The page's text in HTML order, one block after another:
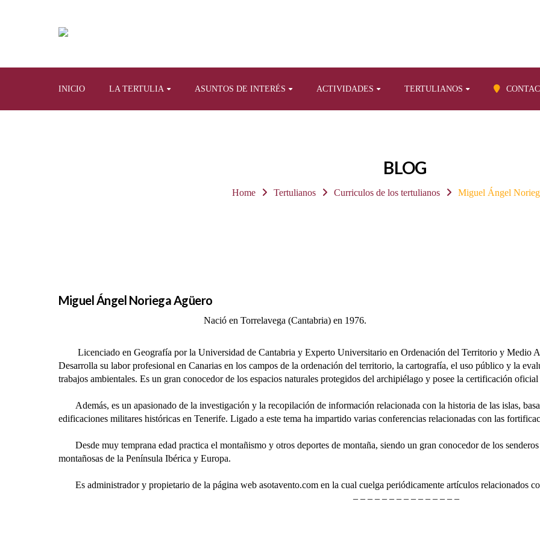
INICIO LA TERTULIA ASUNTOS DE INTERÉS ACTIVIDADES TERTULIANOS
BLOG
Home Tertulianos Curriculos de los tertulianos Miguel Ángel
Miguel Ángel Noriega Agüero
Nació en Torrelavega (Cantabria) en 1976.
Licenciado en Geografía por la Universidad de Cantabria y Experto Universitario en Ordenación del Territorio y Medio
Desarrolla su labor profesional en Canarias en los campos de la ordenación del territorio, la cartografía, el uso público y la
trabajos ambientales. Es un gran conocedor de los espacios naturales protegidos del archipiélago y posee la certificación
Además, es un apasionado de la investigación y la recopilación de información relacionada con la historia de las islas,
edificaciones militares históricas en Tenerife. Ligado a este tema ha impartido varias conferencias relacionadas con las
Desde muy temprana edad practica el montañismo y otros deportes de montaña, siendo un gran conocedor de los
montañosas de la Península Ibérica y Europa.
Es administrador y propietario de la página web asotavento.com en la cual cuelga periódicamente artículos relacionados
– – – – – – – – – – – – – – –